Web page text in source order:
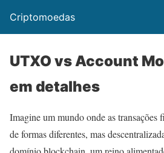
Criptomoedas
UTXO vs Account
em detalhes
Imagine um mundo onde as transações
de formas diferentes, mas